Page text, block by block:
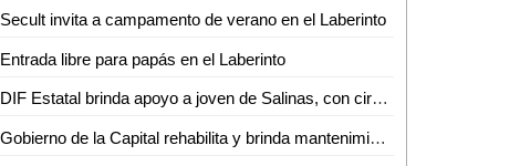
Secult invita a campamento de verano en el Laberinto
Entrada libre para papás en el Laberinto
DIF Estatal brinda apoyo a joven de Salinas, con cirugía de especialidad
Gobierno de la Capital rehabilita y brinda mantenimiento a cárcamos de Los Silos y Las Mercedes